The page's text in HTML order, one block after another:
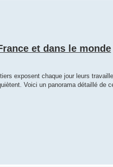
et dans le monde
exposent chaque jour leurs
Voici un panorama détaillé de